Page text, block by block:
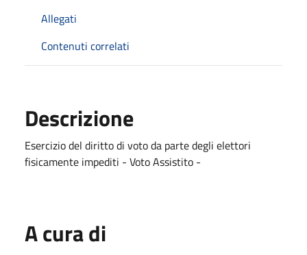
Allegati
Contenuti correlati
Descrizione
Esercizio del diritto di voto da parte degli elettori
fisicamente impediti - Voto Assistito -
A cura di